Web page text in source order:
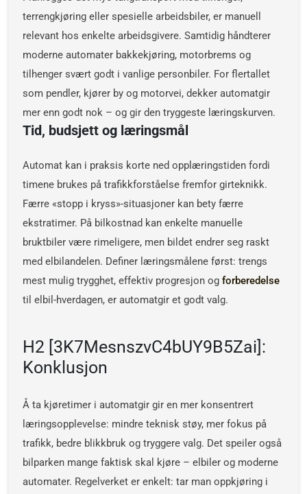
terrengkjøring eller spesielle arbeidsbiler, er manuell
relevant hos enkelte arbeidsgivere. Samtidig håndterer
moderne automater bakkekjøring, motorbrems og
tilhenger svært godt i vanlige personbiler. For flertallet
som pendler, kjører by og motorvei, dekker automatgir
mer enn godt nok – og gir den tryggeste læringskurven.
Tid, budsjett og læringsmål
Automat kan i praksis korte ned opplæringstiden fordi
timene brukes på trafikkforståelse fremfor girteknikk.
Færre «stopp i kryss»-situasjoner kan bety færre
ekstratimer. På bilkostnad kan enkelte manuelle
bruktbiler være rimeligere, men bildet endrer seg raskt
med elbilandelen. Definer læringsmålene først: trengs
mest mulig trygghet, effektiv progresjon og forberedelse
til elbil-hverdagen, er automatgir et godt valg.
H2 [3K7MesnszvC4bUY9B5Zai]:
Konklusjon
Å ta kjøretimer i automatgir gir en mer konsentrert
læringsopplevelse: mindre teknisk støy, mer fokus på
trafikk, bedre blikkbruk og tryggere valg. Det speiler også
bilparken mange faktisk skal kjøre – elbiler og moderne
automater. Regelverket er enkelt: tar man oppkjøring i